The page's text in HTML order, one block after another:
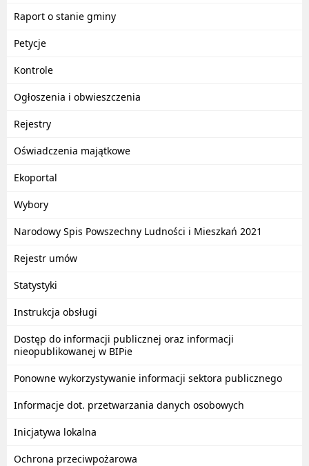
Raport o stanie gminy
Petycje
Kontrole
Ogłoszenia i obwieszczenia
Rejestry
Oświadczenia majątkowe
Ekoportal
Wybory
Narodowy Spis Powszechny Ludności i Mieszkań 2021
Rejestr umów
Statystyki
Instrukcja obsługi
Dostęp do informacji publicznej oraz informacji
nieopublikowanej w BIPie
Ponowne wykorzystywanie informacji sektora publicznego
Informacje dot. przetwarzania danych osobowych
Inicjatywa lokalna
Ochrona przeciwpożarowa